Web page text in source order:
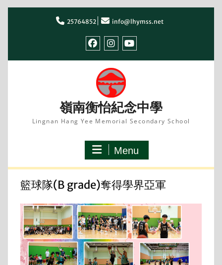
25764852 info@lhymss.net
嶺南衡怡紀念中學
Lingnan Hang Yee Memorial Secondary School
Menu
籃球隊(B grade)奪得學界亞軍